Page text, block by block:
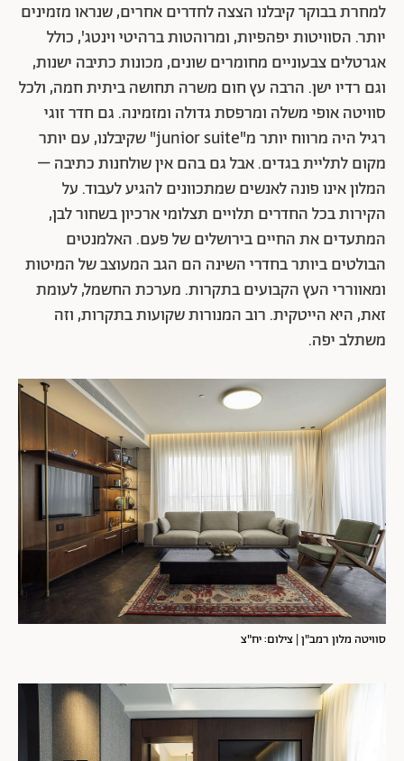
למחרת בבוקר קיבלנו הצצה לחדרים אחרים, שנראו מזמינים
יותר. הסוויטות יפהפיות, ומרוהטות ברהיטי וינטג', כולל
אגרטלים צבעוניים מחומרים שונים, מכונות כתיבה ישנות,
וגם רדיו ישן. הרבה עץ חום משרה תחושה ביתית חמה, ולכל
סוויטה אופי משלה ומרפסת גדולה ומזמינה. גם חדר זוגי
רגיל היה מרווח יותר מ"junior suite" שקיבלנו, עם יותר
מקום לתליית בגדים. אבל גם בהם אין שולחנות כתיבה –
המלון אינו פונה לאנשים שמתכוונים להגיע לעבוד. על
הקירות בכל החדרים תלויים תצלומי ארכיון בשחור לבן,
המתעדים את החיים בירושלים של פעם. האלמנטים
הבולטים ביותר בחדרי השינה הם הגב המעוצב של המיטות
ומאווררי העץ הקבועים בתקרות. מערכת החשמל, לעומת
זאת, היא הייטקית. רוב המנורות שקועות בתקרות, וזה
משתלב יפה.
סוויטה מלון רמב"ן | צילום: יח"צ